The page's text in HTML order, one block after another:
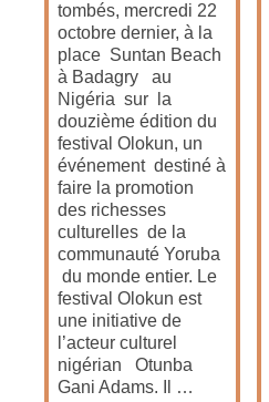
tombés, mercredi 22
octobre dernier, à la
place Suntan Beach
à Badagry au
Nigéria sur la
douzième édition du
festival Olokun, un
événement destiné à
faire la promotion
des richesses
culturelles de la
communauté Yoruba
du monde entier. Le
festival Olokun est
une initiative de
l’acteur culturel
nigérian Otunba
Gani Adams. Il …